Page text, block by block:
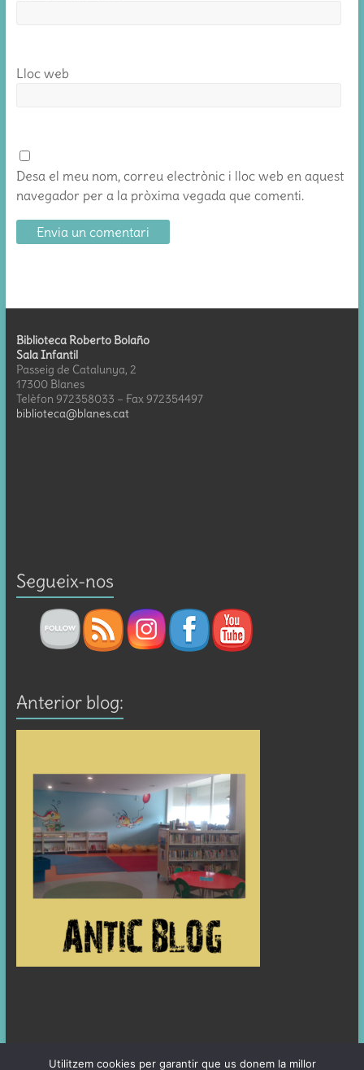
Lloc web
Desa el meu nom, correu electrònic i lloc web en aquest
navegador per a la pròxima vegada que comenti.
Biblioteca Roberto Bolaño
Sala Infantil
Passeig de Catalunya, 2
17300 Blanes
Telèfon 972358033 – Fax 972354497
biblioteca@blanes.cat
Segueix-nos
Anterior blog:
Utilitzem cookies per garantir que us donem la millor